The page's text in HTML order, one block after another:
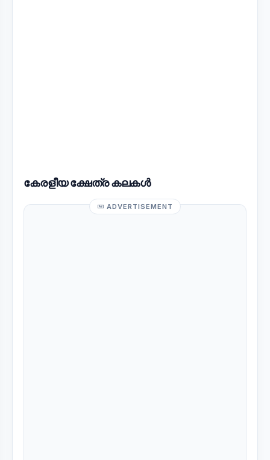
കേരളീയ ക്ഷേത്ര കലകൾ
ADVERTISEMENT